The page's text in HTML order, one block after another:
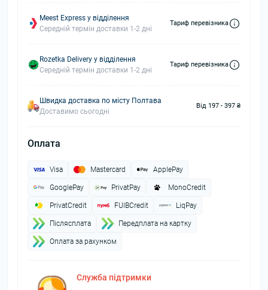
Meest Express у відділення
Середній термін доставки 1-2 дні
Тариф перевізника
Rozetka Delivery у відділення
Середній термін доставки 1-2 дні
Тариф перевізника
Швидка доставка по місту Полтава
Доставимо сьогодні
Від 197 - 397 ₴
Оплата
Visa Mastercard ApplePay
GooglePay PrivatPay MonoCredit
PrivatCredit FUIBCredit LiqPay
Пiслясплата Передплата на картку
Оплата за рахунком
Служба підтримки